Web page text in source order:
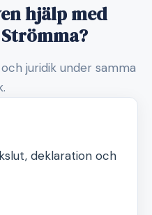
hjälp med
juridik under samma
deklaration och